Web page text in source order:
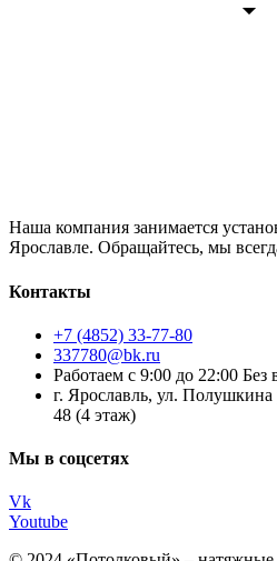
Наша компания занимается
Ярославле. Обращайтесь, мы
Контакты
+7 (4852) 33-77-80
337780@bk.ru
Работаем с 9:00 до 22:00
г. Ярославль, ул.
48 (4 этаж)
Мы в соцсетях
Vk
Youtube